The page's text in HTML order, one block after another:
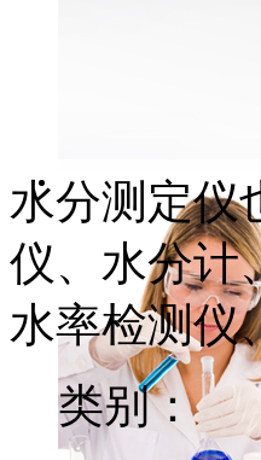
水分测定仪
仪、水分计
水率检测仪
类别：